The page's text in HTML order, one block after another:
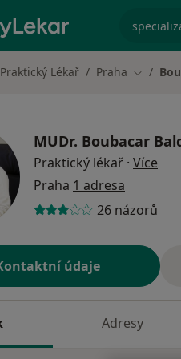
Praktický Lékař Praha Změna
MUDr. Boubacar
Praktický lékař · Více
Praha 1 adresa
26 názorů
údaje
Adresy